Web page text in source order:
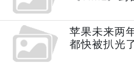
苹果未来两
都快被扒光